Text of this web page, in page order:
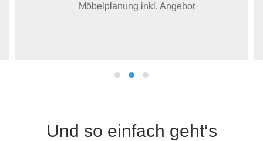
Möbelplanung inkl. Angebot
Und so einfach geht‘s